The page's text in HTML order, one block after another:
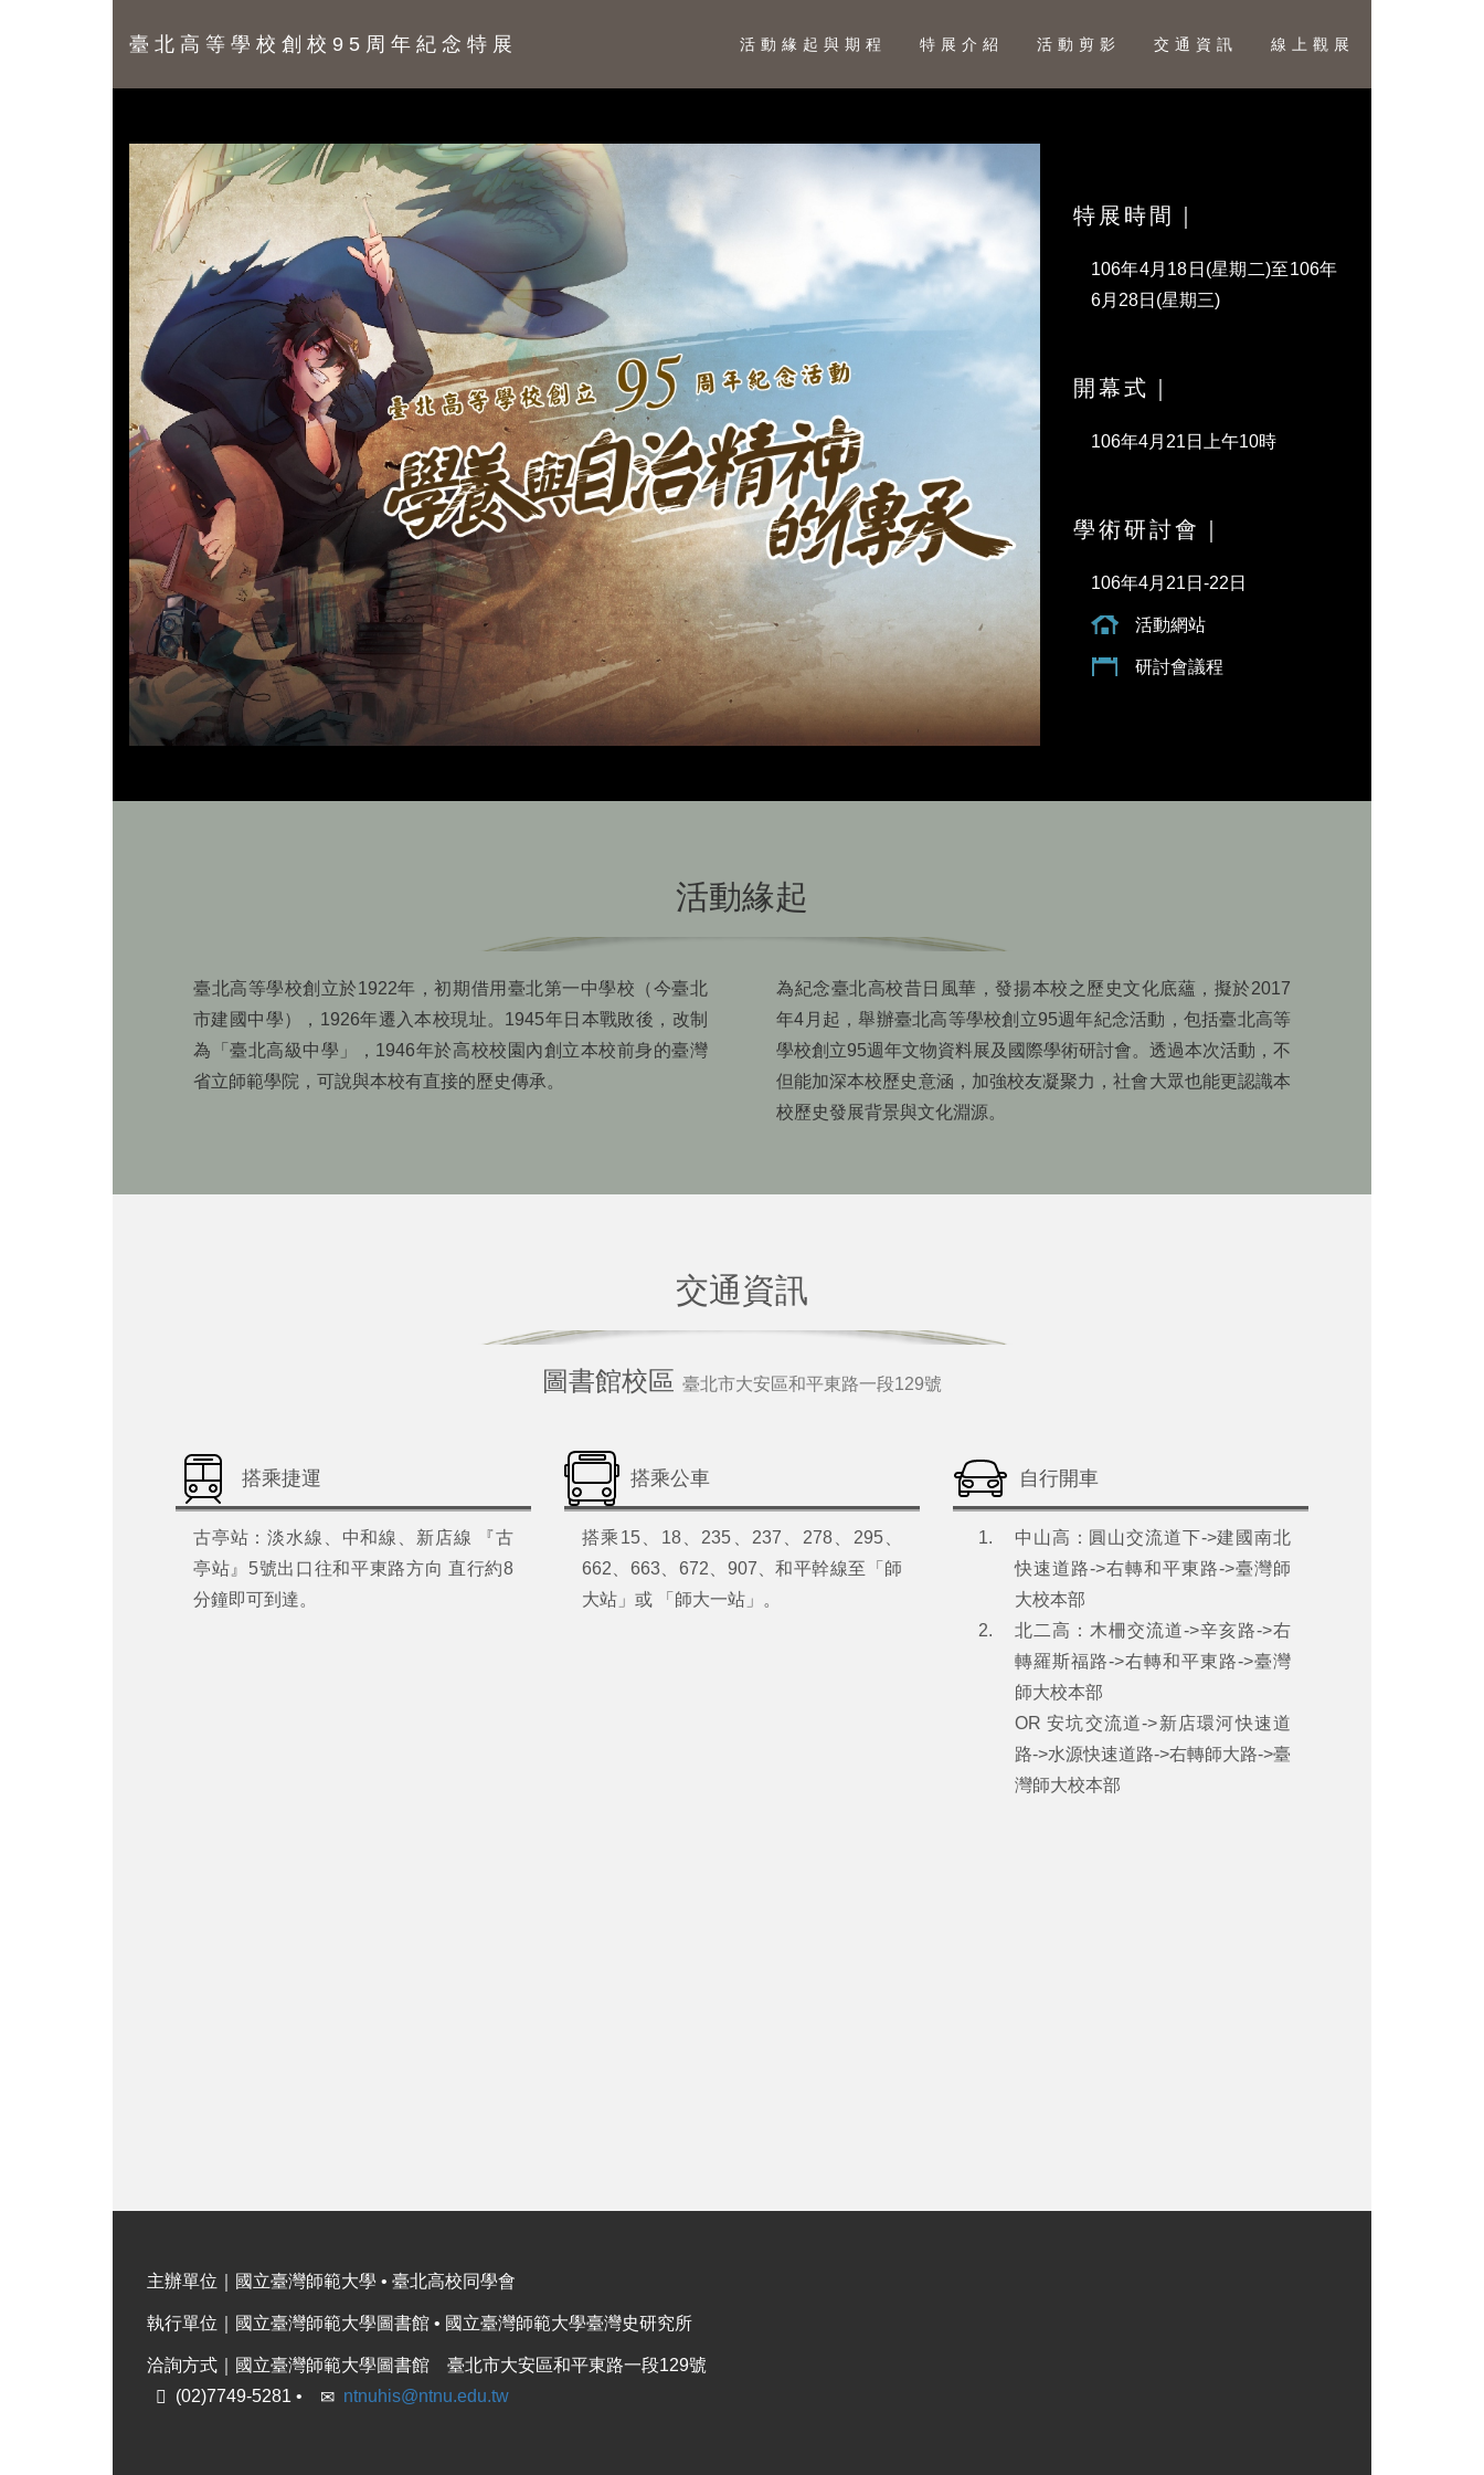
臺北高等學校創校95周年紀念特展 活動緣起與期程 特展介紹 活動剪影 交通資訊 線上觀展
特展時間｜
106年4月18日(星期二)至106年
6月28日(星期三)
開幕式｜
106年4月21日上午10時
學術研討會｜
106年4月21日-22日
活動網站
研討會議程
活動緣起
臺北高等學校創立於1922年，初期借用臺北第一中學校（今臺北
市建國中學），1926年遷入本校現址。1945年日本戰敗後，改制
為「臺北高級中學」，1946年於高校校園內創立本校前身的臺灣
省立師範學院，可說與本校有直接的歷史傳承。
為紀念臺北高校昔日風華，發揚本校之歷史文化底蘊，擬於2017
年4月起，舉辦臺北高等學校創立95週年紀念活動，包括臺北高等
學校創立95週年文物資料展及國際學術研討會。透過本次活動，不
但能加深本校歷史意涵，加強校友凝聚力，社會大眾也能更認識本
校歷史發展背景與文化淵源。
交通資訊
圖書館校區 臺北市大安區和平東路一段129號
搭乘捷運
古亭站：淡水線、中和線、新店線 『古
亭站』5號出口往和平東路方向 直行約8
分鐘即可到達。
搭乘公車
搭乘15、18、235、237、278、295、
662、663、672、907、和平幹線至「師
大站」或 「師大一站」。
自行開車
中山高：圓山交流道下->建國南北
快速道路->右轉和平東路->臺灣師
大校本部
北二高：木柵交流道->辛亥路->右
轉羅斯福路->右轉和平東路->臺灣
師大校本部
OR 安坑交流道->新店環河快速道
路->水源快速道路->右轉師大路->臺
灣師大校本部
主辦單位｜國立臺灣師範大學 • 臺北高校同學會
執行單位｜國立臺灣師範大學圖書館 • 國立臺灣師範大學臺灣史研究所
洽詢方式｜國立臺灣師範大學圖書館 臺北市大安區和平東路一段129號
(02)7749-5281 •
ntnuhis@ntnu.edu.tw